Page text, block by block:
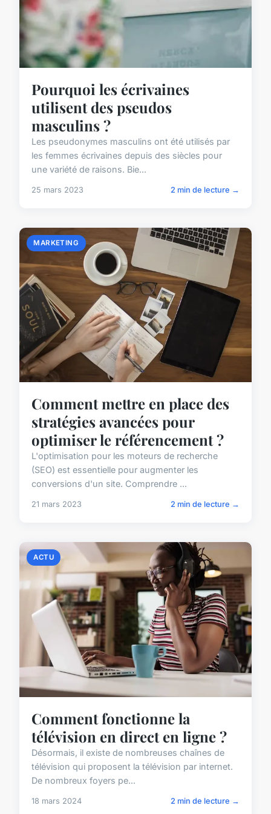
Pourquoi les écrivaines
utilisent des pseudos
masculins ?
Les pseudonymes masculins ont été utilisés par
les femmes écrivaines depuis des siècles pour
une variété de raisons. Bie...
25 mars 2023 2 min de lecture →
MARKETING
Comment mettre en place des
stratégies avancées pour
optimiser le référencement ?
L'optimisation pour les moteurs de recherche
(SEO) est essentielle pour augmenter les
conversions d'un site. Comprendre ...
21 mars 2023 2 min de lecture →
ACTU
Comment fonctionne la
télévision en direct en ligne ?
Désormais, il existe de nombreuses chaînes de
télévision qui proposent la télévision par internet.
De nombreux foyers pe...
18 mars 2024 2 min de lecture →